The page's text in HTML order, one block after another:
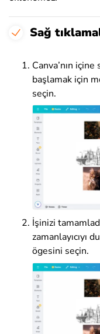
Sağ
Canva’nın içine
başlamak için
seçin.
İşinizi
zamanlayıcıyı
ögesini seçin.